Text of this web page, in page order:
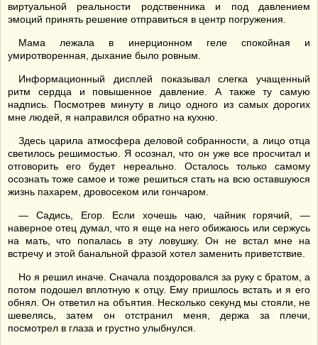
виртуальной реальности родственника и под давлением
эмоций принять решение отправиться в центр погружения.
Мама лежала в инерционном геле спокойная и
умиротворенная, дыхание было ровным.
Информационный дисплей показывал слегка учащенный
ритм сердца и повышенное давление. А также ту самую
надпись. Посмотрев минуту в лицо одного из самых дорогих
мне людей, я направился обратно на кухню.
Здесь царила атмосфера деловой собранности, а лицо отца
светилось решимостью. Я осознал, что он уже все просчитал и
отговорить его будет нереально. Осталось только самому
осознать тоже самое и тоже решиться стать на всю оставшуюся
жизнь пахарем, дровосеком или гончаром.
— Садись, Егор. Если хочешь чаю, чайник горячий, —
наверное отец думал, что я еще на него обижаюсь или сержусь
на мать, что попалась в эту ловушку. Он не встал мне на
встречу и этой банальной фразой хотел заменить приветствие.
Но я решил иначе. Сначала поздоровался за руку с братом, а
потом подошел вплотную к отцу. Ему пришлось встать и я его
обнял. Он ответил на объятия. Несколько секунд мы стояли, не
шевелясь, затем он отстранил меня, держа за плечи,
посмотрел в глаза и грустно улыбнулся.